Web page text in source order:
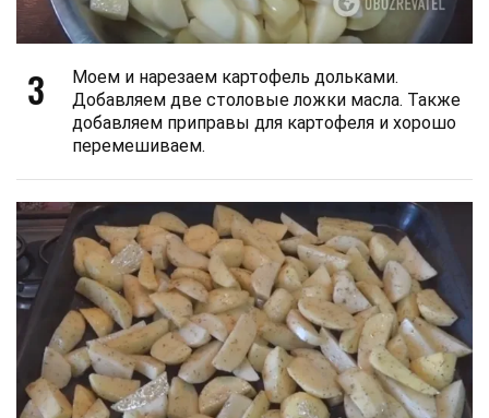
3
Моем и нарезаем картофель дольками.
Добавляем две столовые ложки масла. Также
добавляем приправы для картофеля и хорошо
перемешиваем.